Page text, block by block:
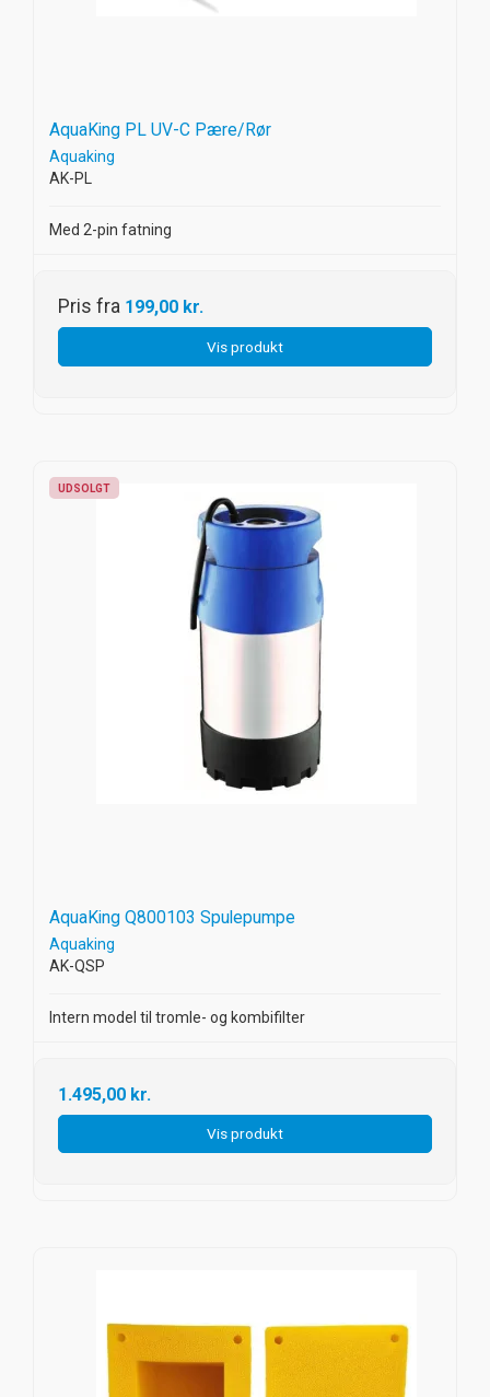
AquaKing PL UV-C Pære/Rør
Aquaking
AK-PL
Med 2-pin fatning
Pris fra 199,00 kr.
Vis produkt
UDSOLGT
AquaKing Q800103 Spulepumpe
Aquaking
AK-QSP
Intern model til tromle- og kombifilter
1.495,00 kr.
Vis produkt